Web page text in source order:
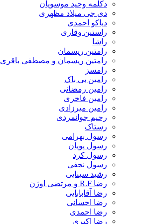
دکلمه وحید موسویان
دی جی میلاد مظهری
دیاکو احمدی
راستین وقاری
راشا
رامتین ریسمان
رامتین ریسمان و مصطفی باقری
رامسز
رامین بی باک
رامین رمضانی
رامین فاخری
رامین میرزادی
رحیم جوانمردی
رستاک
رسول بهرامی
رسول پویان
رسول کرد
رسول نجفی
رشید سینایی
رضا R.F و مرتضی اوژن
رضا آقابابایی
رضا احسانی
رضا احمدی
رضا اکبری